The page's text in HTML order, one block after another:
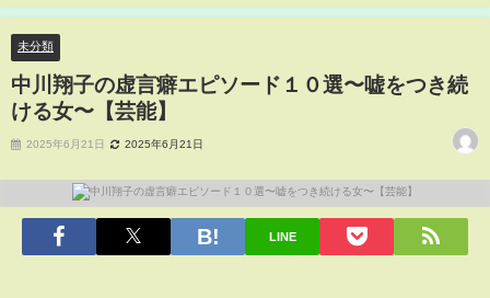
【芸能】
未分類
中川翔子の虚言癖エピソード１０選〜嘘をつき続
ける女〜【芸能】
2025年6月21日 2025年6月21日
LINE